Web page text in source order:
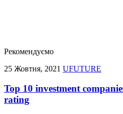
Рекомендуємо
25 Жовтня, 2021 UFUTURE
Top 10 investment
rating